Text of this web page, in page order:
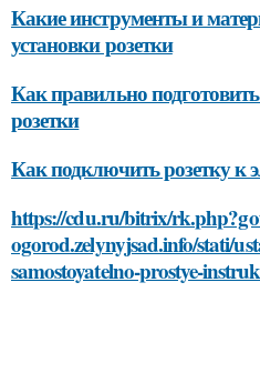
Какие инструменты и
установки розетки
Как правильно
розетки
Как подключить розетку к
https://cdu.ru/bitrix/
ogorod.zelynyjsad.info/stati/
samostoyatelno-prostye-